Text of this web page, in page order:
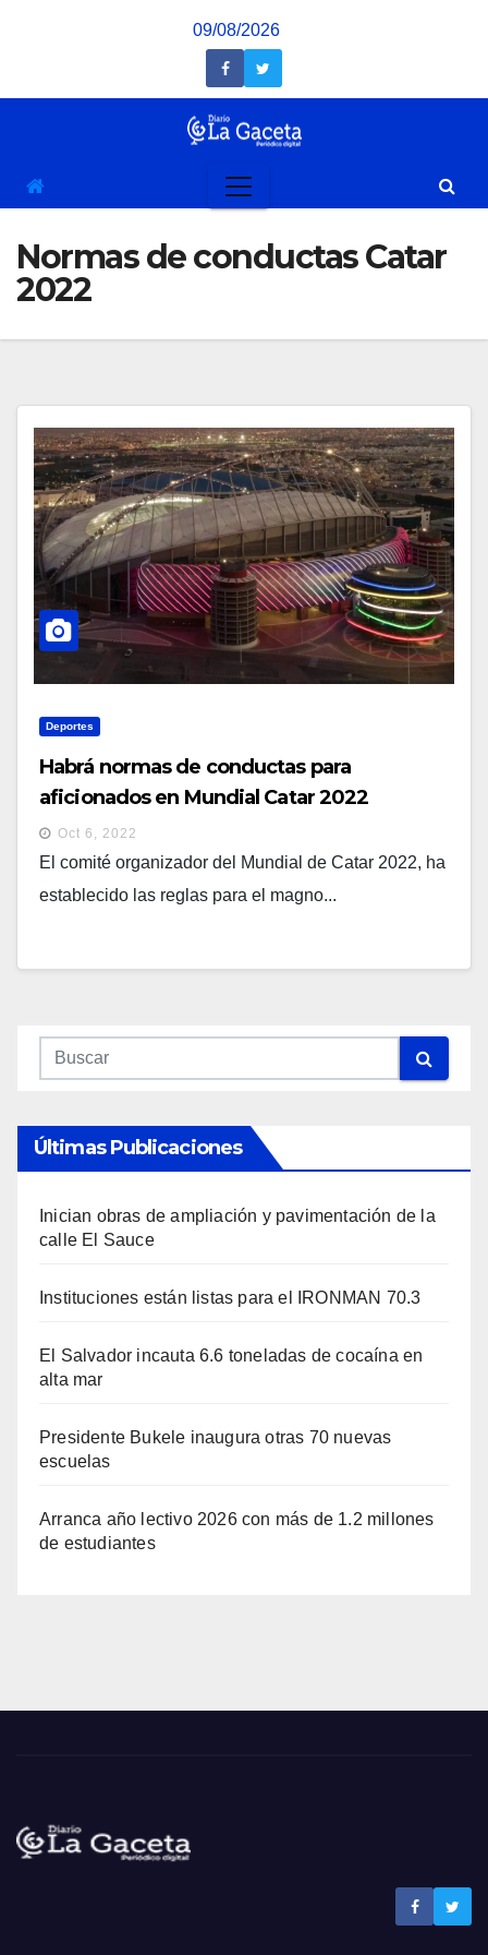
09/08/2026
Normas de conductas Catar
2022
Deportes
Habrá normas de conductas para
aficionados en Mundial Catar 2022
Oct 6, 2022
El comité organizador del Mundial de Catar 2022, ha
establecido las reglas para el magno...
Últimas Publicaciones
Inician obras de ampliación y pavimentación de la
calle El Sauce
Instituciones están listas para el IRONMAN 70.3
El Salvador incauta 6.6 toneladas de cocaína en
alta mar
Presidente Bukele inaugura otras 70 nuevas
escuelas
Arranca año lectivo 2026 con más de 1.2 millones
de estudiantes